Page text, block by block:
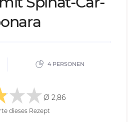
4 PERSONEN
Ø 2,86
dieses Rezept